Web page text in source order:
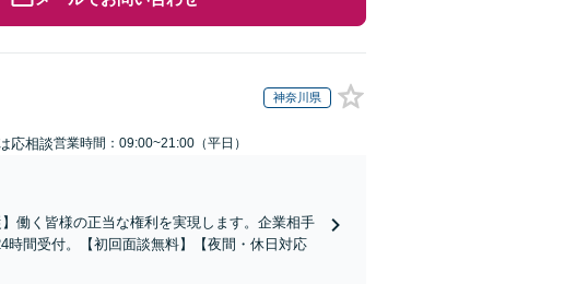
神奈川県
応相談営業時間：09:00~21:00（平日）
働く皆様の正当な権利を実現します。企業相手
間受付。【初回面談無料】【夜間・休日対応